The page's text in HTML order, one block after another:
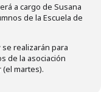
a cargo de Susana
de la Escuela de
realizarán para
de la asociación
(el martes).